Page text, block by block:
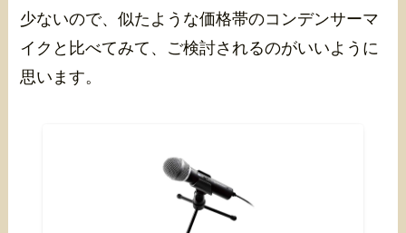
少ないので、似たような価格帯のコンデンサーマ
イクと比べてみて、ご検討されるのがいいように
思います。